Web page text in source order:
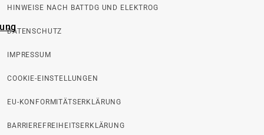
HINWEISE NACH BATTDG UND ELEKTROG
DATENSCHUTZ
IMPRESSUM
COOKIE-EINSTELLUNGEN
EU-KONFORMITÄTSERKLÄRUNG
BARRIEREFREIHEITSERKLÄRUNG